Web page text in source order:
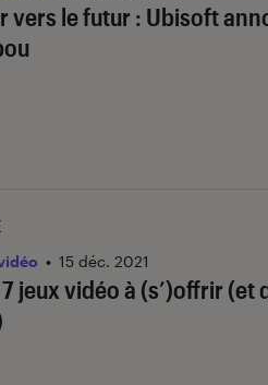
vers le futur : Ubisoft
jeux vidéo à (s’)offrir (et
• 15 déc. 2021